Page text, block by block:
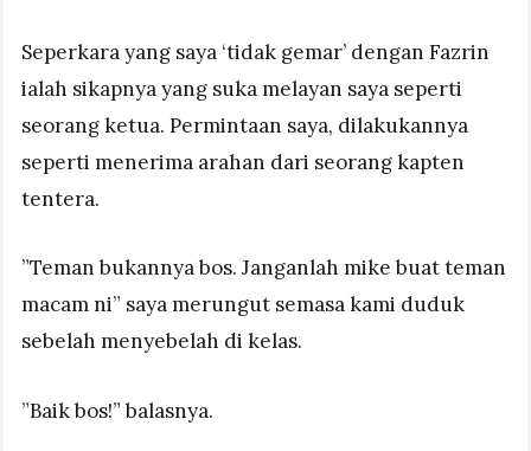
Seperkara yang saya ‘tidak gemar’ dengan Fazrin
ialah sikapnya yang suka melayan saya seperti
seorang ketua. Permintaan saya, dilakukannya
seperti menerima arahan dari seorang kapten
tentera.
”Teman bukannya bos. Janganlah mike buat teman
macam ni” saya merungut semasa kami duduk
sebelah menyebelah di kelas.
”Baik bos!” balasnya.